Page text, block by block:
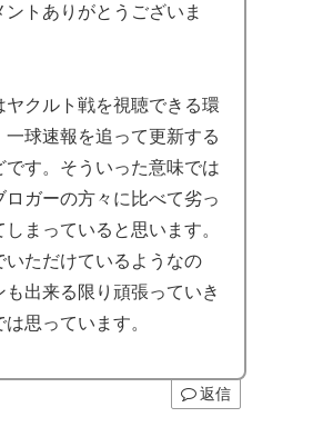
トありがとうございま
ヤクルト戦を視聴できる環
一球速報を追って更新する
です。そういった意味では
ロガーの方々に比べて劣っ
まっていると思います。
いただけているようなの
も出来る限り頑張っていき
思っています。
返信